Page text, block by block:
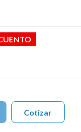
Cotizar